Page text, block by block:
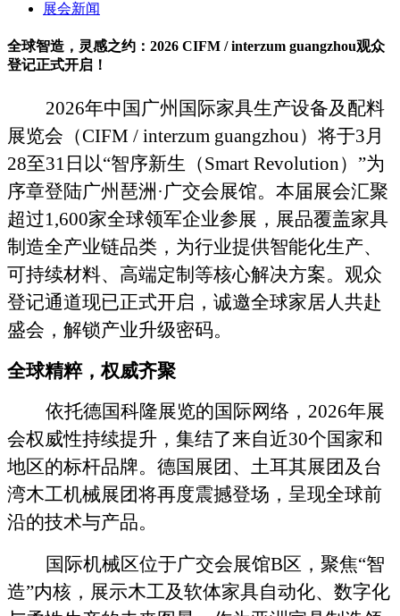
展会新闻
全球智造，灵感之约：2026 CIFM / interzum guangzhou观众
登记正式开启！
2026年中国广州国际家具生产设备及配料
展览会（CIFM / interzum guangzhou ）将于3 月
28至31 日以“智序新生（Smart Revolution ） ”为
序章登陆广州琶洲 ·广交会展馆。本届展会汇聚
超过1,600家全球领军企业参展，展品覆盖家具
制造全产业链品类，为行业提供智能化生产、
可持续材料、高端定制等核心解决方案。观众
登记通道现已正式开启，诚邀全球家居人共赴
盛会，解锁产业升级密码。
全球精粹，权威齐聚
依托德国科隆展览的国际网络， 2026年展
会权威性持续提升 ，集结了来自近30个国家和
地区的标杆品牌。德国展团、土耳其展团及台
湾木工机械展团将再度震撼登场，呈现全球前
沿的技术与产品。
国际机械区位于广交会展馆B区，聚焦“智
造”内核，展示木工及软体家具自动化、数字化